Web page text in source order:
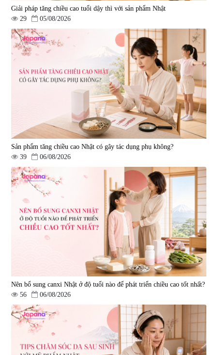
Viên nang hỗ trợ điều trị ung thư
& chống suy mòn khối cơ
Okinawa Fucoidan Gold – 150
viên
| 0
3.850.000 đ
Bột uống hỗ trợ tăng cường miễn
dịch Tokyo Res 1000 30 gói
|12.160
3.960.000 đ
Viên uống tăng cường miễn dịch
Ribeto Shoji Fukujyusen 180
viên
9.850.000 đ
Viên uống hỗ trợ điều trị ung thư
Kanehide Bio Okinawa Fucoidan
xanh 180 viên
|0
2.450.000 đ
Giải pháp tăng chiều cao tuổi dậy thì với sản phẩm Nhật
29
05/08/2026
Sản phẩm tăng chiều cao Nhật có gây tác dụng phụ không?
39
06/08/2026
Nên bổ sung canxi Nhật ở độ tuổi nào để phát triển chiều cao tốt nhất?
56
06/08/2026